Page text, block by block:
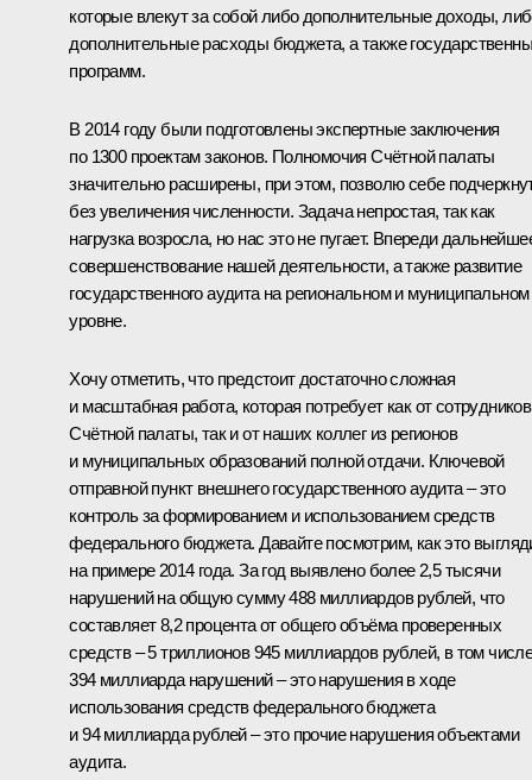
которые влекут за собой либо дополнительные доходы,
дополнительные расходы бюджета, а также
программ.
В 2014 году были подготовлены экспертные заключения
по 1300 проектам законов. Полномочия Счётной палаты
значительно расширены, при этом, позволю себе
без увеличения численности. Задача непростая, так как
нагрузка возросла, но нас это не пугает. Впереди
совершенствование нашей деятельности, а также развитие
государственного аудита на региональном и муниципальном
уровне.
Хочу отметить, что предстоит достаточно сложная
и масштабная работа, которая потребует как от сотрудников
Счётной палаты, так и от наших коллег из регионов
и муниципальных образований полной отдачи. Ключевой
отправной пункт внешнего государственного аудита – это
контроль за формированием и использованием средств
федерального бюджета. Давайте посмотрим, как это
на примере 2014 года. За год выявлено более 2,5 тысячи
нарушений на общую сумму 488 миллиардов рублей, что
составляет 8,2 процента от общего объёма проверенных
средств – 5 триллионов 945 миллиардов рублей, в том
394 миллиарда нарушений – это нарушения в ходе
использования средств федерального бюджета
и 94 миллиарда рублей – это прочие нарушения объектами
аудита.